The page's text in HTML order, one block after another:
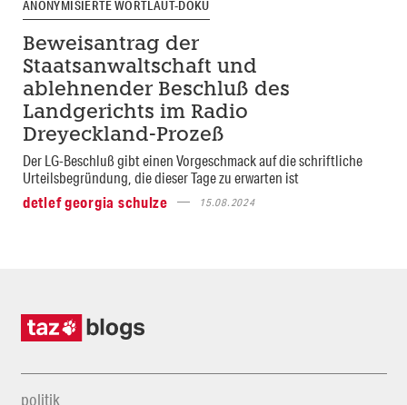
ANONYMISIERTE WORTLAUT-DOKU
Beweisantrag der
Staatsanwaltschaft und
ablehnender Beschluß des
Landgerichts im Radio
Dreyeckland-Prozeß
Der LG-Beschluß gibt einen Vorgeschmack auf die schriftliche
Urteilsbegründung, die dieser Tage zu erwarten ist
detlef georgia schulze
15.08.2024
politik